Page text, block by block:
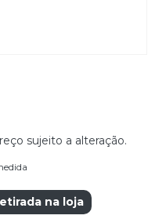
sujeito a alteração.
na loja